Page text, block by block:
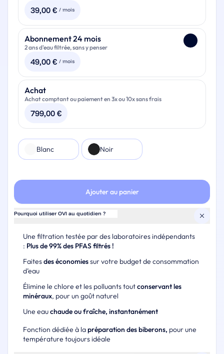
39,00 € / mois
Les filtres pendant toute la durée de votre abonnement
Garantie prolongée à 3 ans
Un préfiltre anti-tartre par an
Un kit de détartrage par an
Renouvellement et remplacement possible en fin
d’abonnement
Abonnement 24 mois
2 ans d'eau filtrée, sans y penser
49,00 € / mois
Votre OVI II
Les filtres pendant toute la durée de votre abonnement
Un préfiltre anti-tartre par an
Un kit de détartrage par an
Renouvellement et remplacement possible en fin
d’abonnement
Achat
Achat comptant ou paiement en 3x ou 10x sans frais
799,00 €
Votre OVI II
Possibilité de souscrire un abonnement filtre à tarif
avantageux
CouleurBlanc Noir
Ajouter au panier
Pourquoi utiliser OVI au quotidien ?
Une filtration testée par des laboratoires indépendants
: Plus de 99% des PFAS filtrés !
Faitesdes économiessur votre budget de consommation
d’eau
Élimine le chlore et les polluants toutconservant les
minéraux, pour un goût naturel
Une eauchaude ou fraîche, instantanément
Fonction dédiée à lapréparation des biberons, pour une
température toujours idéale